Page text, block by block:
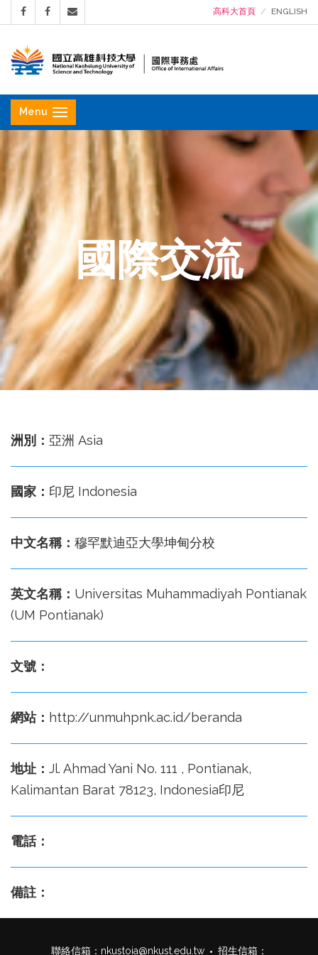
高科大首頁 ENGLISH
立
高
雄
科
技
大
學
國
事
務
處
Menu
國際交流
洲別： 亞洲 Asia
國家： 印尼 Indonesia
中文名稱： 穆罕默迪亞大學坤甸分校
英文名稱： Universitas Muhammadiyah Pontianak
(UM Pontianak)
文號：
網站： http://unmuhpnk.ac.id/beranda
地址： Jl. Ahmad Yani No. 111 , Pontianak,
Kalimantan Barat 78123, Indonesia印尼
電話：
備註：
聯絡信箱： nkustoia@nkust.edu.tw 招生信箱：